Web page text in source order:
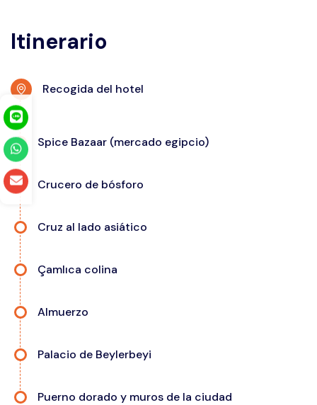
Itinerario
Recogida del hotel
Spice Bazaar (mercado egipcio)
Crucero de bósforo
referencia como el Palacio Dolmabahçe, la Mezquita
Cruz al lado asiático
Çamlıca colina
Almuerzo
Palacio de Beylerbeyi
Puerno dorado y muros de la ciudad